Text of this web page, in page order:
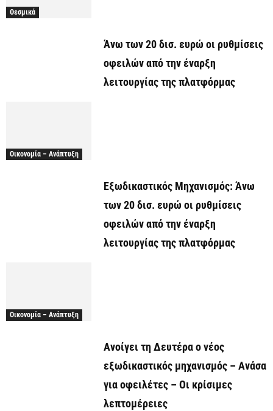
Θεσμικά
Άνω των 20 δισ. ευρώ οι ρυθμίσεις
οφειλών από την έναρξη
λειτουργίας της πλατφόρμας
Οικονομία – Ανάπτυξη
Εξωδικαστικός Μηχανισμός: Άνω
των 20 δισ. ευρώ οι ρυθμίσεις
οφειλών από την έναρξη
λειτουργίας της πλατφόρμας
Οικονομία – Ανάπτυξη
Ανοίγει τη Δευτέρα ο νέος
εξωδικαστικός μηχανισμός – Ανάσα
για οφειλέτες – Οι κρίσιμες
λεπτομέρειες